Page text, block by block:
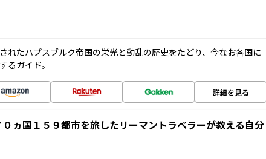
れたハプスブルク帝国の栄光と動乱の歴史をたどり、今なお各国に
るガイド。
詳細を見る
ヵ国１５９都市を旅したリーマントラベラーが教える自分